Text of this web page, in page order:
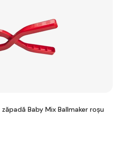
Baby Mix Ballmaker roșu